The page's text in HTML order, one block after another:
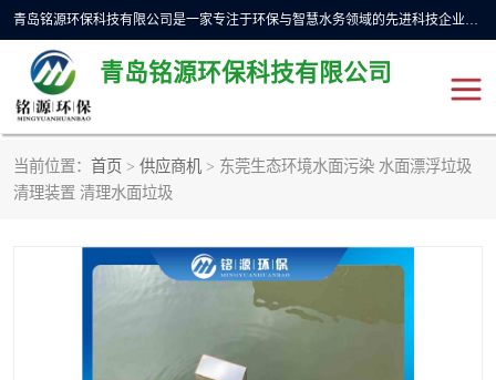
青岛铭源环保科技有限公司是一家专注于环保与智慧水务领域的先进科技企业，公司专注于云智能一体化预制泵站、水务循环利用、海绵城市、云智慧水务开发及新型环保技术研发等领域。铭源环保以为客户提供优质产品、专业技术服务为己任。为客户提供量身定制方案，提供多种配置方案满足实际使用要求。严控供货周期，并提供高标准后期维护。以环保为己任，视质量如生命，以技术做先导，靠诚信赢客户。
青岛铭源环保科技有限公司
当前位置： 首页 > 供应商机 > 东莞生态环境水面污染 水面漂浮垃圾
清理装置 清理水面垃圾
一体化HMPP泵站
智能截流井 智能旋转喷射器
液动限流闸门